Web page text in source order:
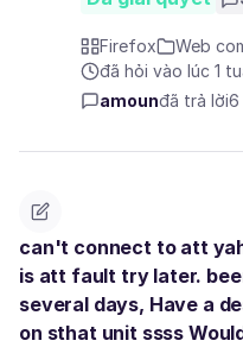
Firefox
Web
đã hỏi vào lúc 1
amounđã trả lời6
can't connect to att
is att fault try later.
several days, Have a
on sthat unit ssss